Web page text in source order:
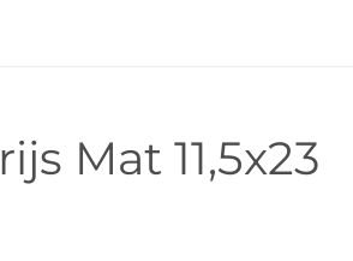
Mat 11,5x23